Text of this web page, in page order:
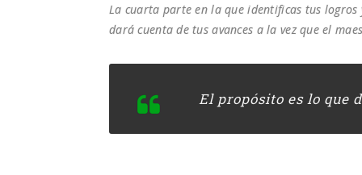
La cuarta parte en la que identificas tus
dará cuenta de tus avances a la vez que el
El propósito es lo que